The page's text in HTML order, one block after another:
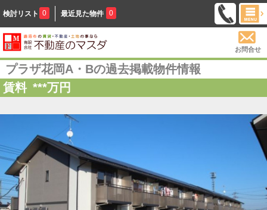
検討リスト 0 最近見た物件 0
お問合せ
プラザ花岡A・Bの過去掲載物件情報
賃料 ***万円